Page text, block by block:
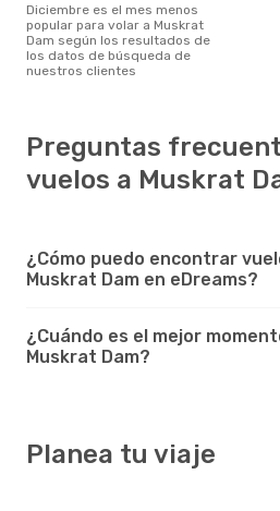
diciembre es el mes menos
popular para volar a Muskrat
Dam según los resultados de
los datos de búsqueda de
nuestros clientes
Preguntas
vuelos a Muskrat
¿Cómo puedo encontrar
Muskrat Dam en eDreams?
¿Cuándo es el mejor
Muskrat Dam?
Planea tu viaje